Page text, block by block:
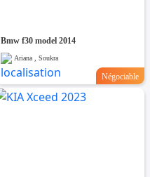
Bmw f30 model 2014
Ariana , Soukra
Négociable